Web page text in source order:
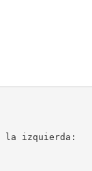
la izquierda: